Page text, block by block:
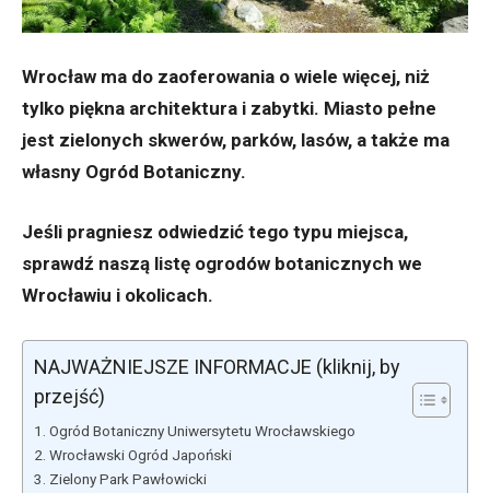
Wrocław ma do zaoferowania o wiele więcej, niż
tylko piękna architektura i zabytki. Miasto pełne
jest zielonych skwerów, parków, lasów, a także ma
własny Ogród Botaniczny.
Jeśli pragniesz odwiedzić tego typu miejsca,
sprawdź naszą listę ogrodów botanicznych we
Wrocławiu i okolicach.
NAJWAŻNIEJSZE INFORMACJE (kliknij, by
przejść)
Ogród Botaniczny Uniwersytetu Wrocławskiego
Wrocławski Ogród Japoński
Zielony Park Pawłowicki